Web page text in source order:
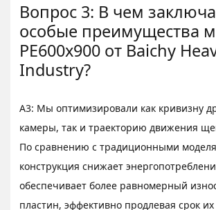
Вопрос 3: В чем
особые преимущества
PE600x900 от Baichy
Industry?
A3: Мы оптимизировали как кривизну
камеры, так и траекторию движения
По сравнению с традиционными
конструкция снижает
обеспечивает более равномерный
пластин, эффективно продлевая срок